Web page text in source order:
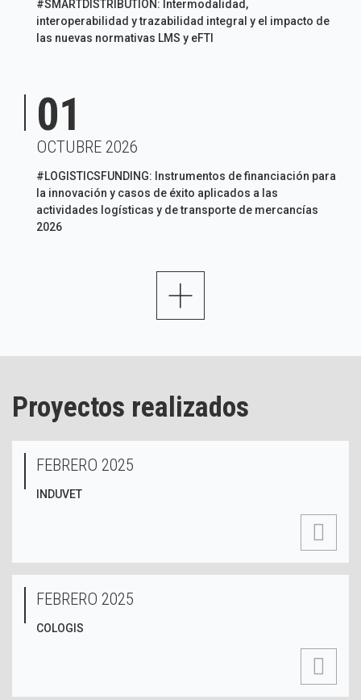
#SMARTDISTRIBUTION: Intermodalidad,
interoperabilidad y trazabilidad integral y el impacto de
las nuevas normativas LMS y eFTI
01
OCTUBRE 2026
#LOGISTICSFUNDING: Instrumentos de financiación para
la innovación y casos de éxito aplicados a las
actividades logísticas y de transporte de mercancías
2026
+
Proyectos realizados
FEBRERO 2025
INDUVET
FEBRERO 2025
COLOGIS